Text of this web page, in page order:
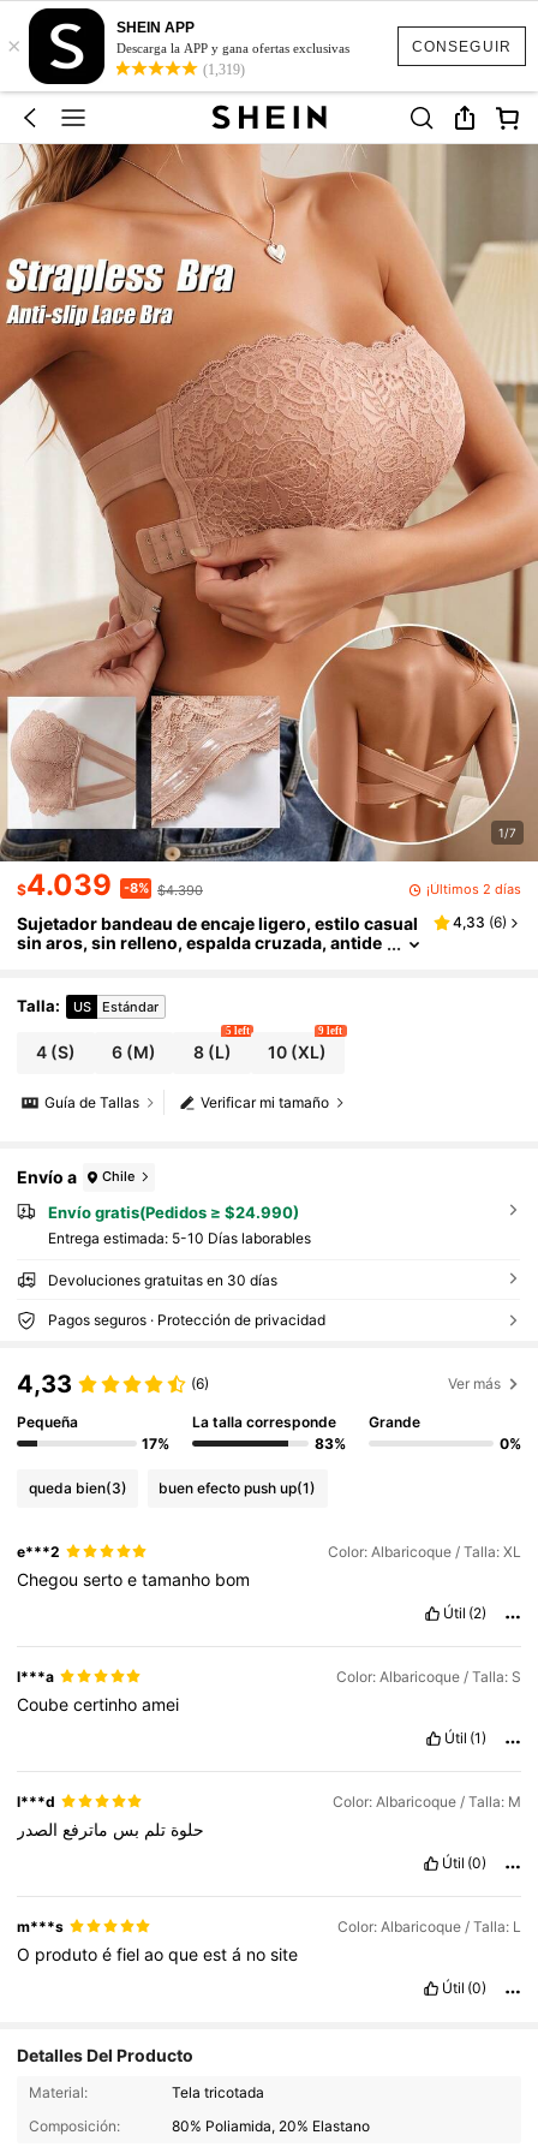
CONSEGUIR
×
SHEIN APP
Descarga la APP y gana ofertas exclusivas
(1,319)
1/7
$4.039 -8% $4.390 ¡Últimos 2 días
Sujetador bandeau de encaje ligero, estilo casual
sin aros, sin relleno, espalda cruzada, antide
4,33 (6)
Talla: US Estándar
4 (S) 6 (M) 8(L)
5 left
10 (XL)
9 left
Verificar mi tamaño
Guía de Tallas
Envío a Chile
Envío gratis(Pedidos ≥ $24.990)
Entrega estimada: 5-10 Días laborables
Devoluciones gratuitas en 30 días
Pagos seguros · Protección de privacidad
4,33 (6) Ver más
Pequeña
17%
La talla corresponde
83%
Grande
0%
queda bien(3) buen efecto push up(1)
e***2 Color: Albaricoque / Talla: XL
Chegousertoetamanho bom
Útil (2)
l***a Color: Albaricoque / Talla: S
Coubecertinhoamei
Útil (1)
l***d Color: Albaricoque / Talla: M
حلوة تلم بس ماترفع الصدر
Útil (0)
m***s Color: Albaricoque / Talla: L
O produtoéfielaoqueestá nosite
Útil (0)
Detalles Del Producto
Material:
Tela tricotada
Composición:
80% Poliamida, 20% Elastano
1.2K Seguidores